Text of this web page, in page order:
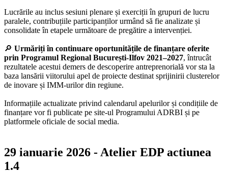
Lucrările au inclus sesiuni plenare și exerciții în grupuri de lucru
paralele, contribuțiile participanților urmând să fie analizate și
consolidate în etapele următoare de pregătire a intervenției.
🔎 Urmăriți în continuare oportunitățile de finanțare oferite
prin Programul Regional București-Ilfov 2021–2027, întrucât
rezultatele acestui demers de descoperire antreprenorială vor sta la
baza lansării viitorului apel de proiecte destinat sprijinirii clusterelor
de inovare și IMM-urilor din regiune.
Informațiile actualizate privind calendarul apelurilor și condițiile de
finanțare vor fi publicate pe site-ul Programului ADRBI și pe
platformele oficiale de social media.
29 ianuarie 2026 - Atelier EDP actiunea
1.4